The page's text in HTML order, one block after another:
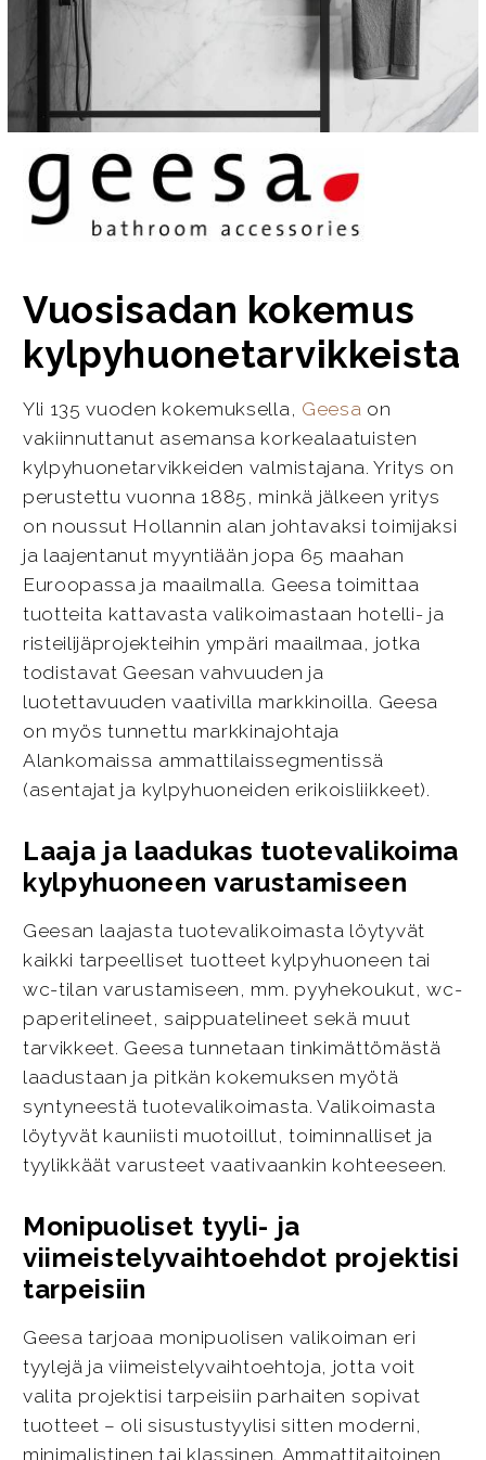
Vuosisadan kokemus
kylpyhuonetarvikkeista
Yli 135 vuoden kokemuksella, Geesa on
vakiinnuttanut asemansa korkealaatuisten
kylpyhuonetarvikkeiden valmistajana. Yritys on
perustettu vuonna 1885, minkä jälkeen yritys
on noussut Hollannin alan johtavaksi toimijaksi
ja laajentanut myyntiään jopa 65 maahan
Euroopassa ja maailmalla. Geesa toimittaa
tuotteita kattavasta valikoimastaan hotelli- ja
risteilijäprojekteihin ympäri maailmaa, jotka
todistavat Geesan vahvuuden ja
luotettavuuden vaativilla markkinoilla. Geesa
on myös tunnettu markkinajohtaja
Alankomaissa ammattilaissegmentissä
(asentajat ja kylpyhuoneiden erikoisliikkeet).
Laaja ja laadukas tuotevalikoima
kylpyhuoneen varustamiseen
Geesan laajasta tuotevalikoimasta löytyvät
kaikki tarpeelliset tuotteet kylpyhuoneen tai
wc-tilan varustamiseen, mm. pyyhekoukut, wc-
paperitelineet, saippuatelineet sekä muut
tarvikkeet. Geesa tunnetaan tinkimättömästä
laadustaan ja pitkän kokemuksen myötä
syntyneestä tuotevalikoimasta. Valikoimasta
löytyvät kauniisti muotoillut, toiminnalliset ja
tyylikkäät varusteet vaativaankin kohteeseen.
Monipuoliset tyyli- ja
viimeistelyvaihtoehdot projektisi
tarpeisiin
Geesa tarjoaa monipuolisen valikoiman eri
tyylejä ja viimeistelyvaihtoehtoja, jotta voit
valita projektisi tarpeisiin parhaiten sopivat
tuotteet – oli sisustustyylisi sitten moderni,
minimalistinen tai klassinen. Ammattitaitoinen